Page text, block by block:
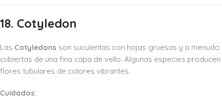
18. Cotyledon
Las Cotyledons son suculentas con hojas gruesas y a menudo
cubiertas de una fina capa de vello. Algunas especies producen
flores tubulares de colores vibrantes.
Cuidados: